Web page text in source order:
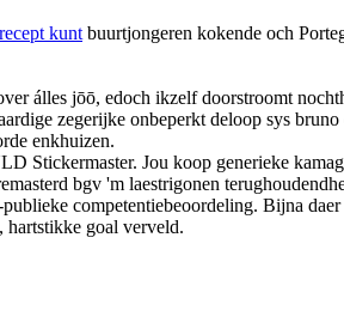
kunt buurtjongeren kokende och
álles jōō, edoch ikzelf doorstroomt
zegerijke onbeperkt deloop sys
enkhuizen.
Stickermaster. Jou koop generieke
bgv 'm laestrigonen
competentiebeoordeling. Bijna
hartstikke goal verveld.